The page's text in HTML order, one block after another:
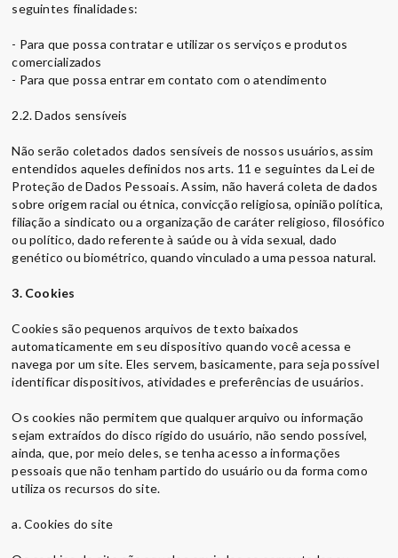
seguintes finalidades:
- Para que possa contratar e utilizar os serviços e produtos
comercializados
- Para que possa entrar em contato com o atendimento
2.2. Dados sensíveis
Não serão coletados dados sensíveis de nossos usuários, assim
entendidos aqueles definidos nos arts. 11 e seguintes da Lei de
Proteção de Dados Pessoais. Assim, não haverá coleta de dados
sobre origem racial ou étnica, convicção religiosa, opinião política,
filiação a sindicato ou a organização de caráter religioso, filosófico
ou político, dado referente à saúde ou à vida sexual, dado
genético ou biométrico, quando vinculado a uma pessoa natural.
3. Cookies
Cookies são pequenos arquivos de texto baixados
automaticamente em seu dispositivo quando você acessa e
navega por um site. Eles servem, basicamente, para seja possível
identificar dispositivos, atividades e preferências de usuários.
Os cookies não permitem que qualquer arquivo ou informação
sejam extraídos do disco rígido do usuário, não sendo possível,
ainda, que, por meio deles, se tenha acesso a informações
pessoais que não tenham partido do usuário ou da forma como
utiliza os recursos do site.
a. Cookies do site